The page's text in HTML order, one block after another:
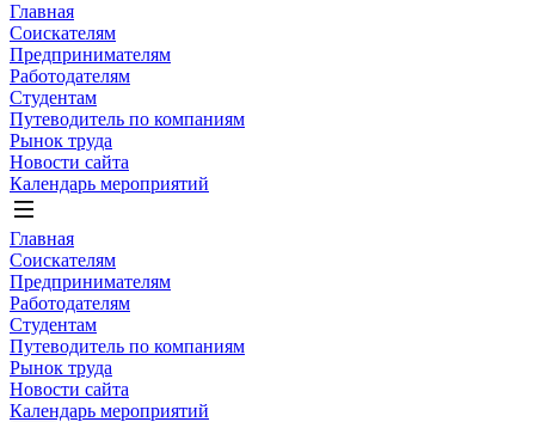
Главная
Соискателям
Предпринимателям
Работодателям
Студентам
Путеводитель по компаниям
Рынок труда
Новости сайта
Календарь мероприятий
Главная
Соискателям
Предпринимателям
Работодателям
Студентам
Путеводитель по компаниям
Рынок труда
Новости сайта
Календарь мероприятий